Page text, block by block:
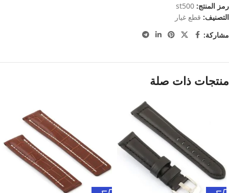
رمز المنتج: st500
التصنيف: قطع غيار
مشاركة:
منتجات ذات صلة